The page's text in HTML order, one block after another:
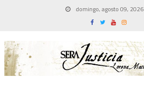
domingo, agosto 09, 2026